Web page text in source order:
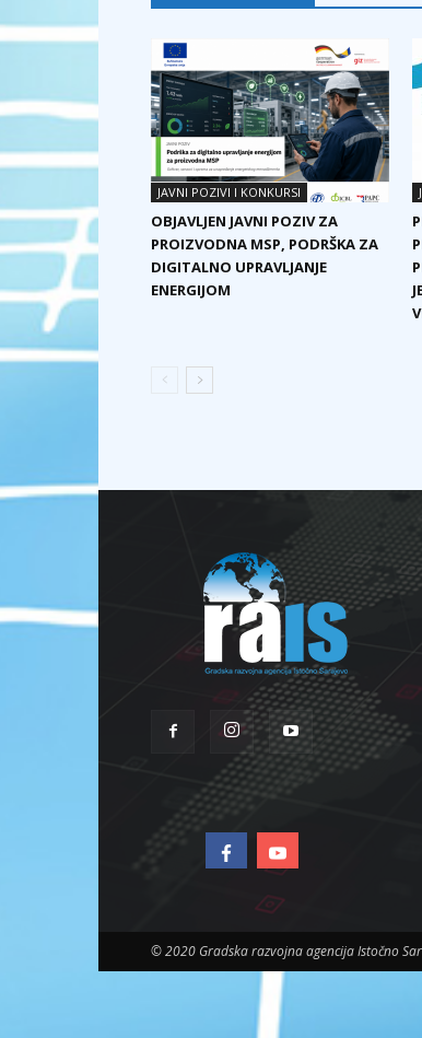
JAVNI POZIVI I KONKURSI
OBJAVLJEN JAVNI POZIV ZA
PROIZVODNA MSP, PODRŠKA ZA
DIGITALNO UPRAVLJANJE
ENERGIJOM
© 2020 Gradska razvojna agencija Istočno